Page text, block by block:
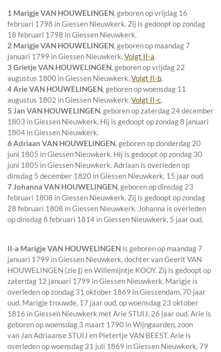
1 Marigje VAN HOUWELINGEN, geboren op vrijdag 16
februari 1798 inGiessen Nieuwkerk. Zij is gedoopt op zondag
18 februari 1798 inGiessen Nieuwkerk.
2 Marigje VAN HOUWELINGEN, geboren op maandag 7
januari 1799 inGiessen Nieuwkerk.Volgt II-a.
3 Grietje VAN HOUWELINGEN, geboren op vrijdag 22
augustus 1800 inGiessen Nieuwkerk.Volgt II-b.
4 Arie VAN HOUWELINGEN, geboren op woensdag 11
augustus 1802 inGiessen Nieuwkerk.Volgt II-c.
5 Jan VAN HOUWELINGEN, geboren op zaterdag 24 december
1803 inGiessen Nieuwkerk. Hij is gedoopt op zondag 8 januari
1804 inGiessen Nieuwkerk.
6 Adriaan VAN HOUWELINGEN, geboren op donderdag 20
juni 1805 inGiessen Nieuwkerk. Hij is gedoopt op zondag 30
juni 1805 inGiessen Nieuwkerk. Adriaan is overleden op
dinsdag 5 december 1820 inGiessen Nieuwkerk, 15 jaar oud.
7 Johanna VAN HOUWELINGEN, geboren op dinsdag 23
februari 1808 inGiessen Nieuwkerk. Zij is gedoopt op zondag
28 februari 1808 inGiessen Nieuwkerk. Johanna is overleden
op dinsdag 8 februari 1814 inGiessen Nieuwkerk, 5 jaar oud.
II-a Marigje VAN HOUWELINGEN is geboren op maandag 7
januari 1799 inGiessen Nieuwkerk, dochter vanGeerit VAN
HOUWELINGEN (zie I) enWillemijntje KOOY. Zij is gedoopt op
zaterdag 12 januari 1799 inGiessen Nieuwkerk. Marigje is
overleden op zondag 31 oktober 1869 inGiessendam, 70 jaar
oud. Marigje trouwde, 17 jaar oud, op woensdag 23 oktober
1816 inGiessen Nieuwkerk met Arie STUIJ, 26 jaar oud. Arie is
geboren op woensdag 3 maart 1790 inWijngaarden, zoon
van Jan Adriaanse STUIJ en Pietertje VAN BEEST. Arie is
overleden op woensdag 21 juli 1869 inGiessen Nieuwkerk, 79